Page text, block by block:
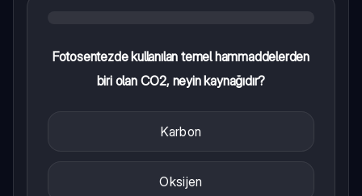
Fotosentezde kullanılan temel hammaddelerden
biri olan CO2, neyin kaynağıdır?
Karbon
Oksijen